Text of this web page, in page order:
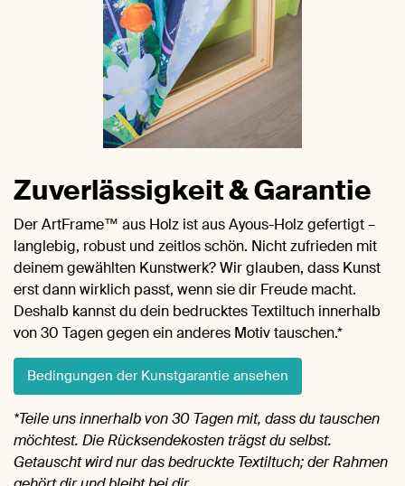
Zuverlässigkeit & Garantie
Der ArtFrame™ aus Holz ist aus Ayous-Holz gefertigt –
langlebig, robust und zeitlos schön. Nicht zufrieden mit
deinem gewählten Kunstwerk? Wir glauben, dass Kunst
erst dann wirklich passt, wenn sie dir Freude macht.
Deshalb kannst du dein bedrucktes Textiltuch innerhalb
von 30 Tagen gegen ein anderes Motiv tauschen.*
Bedingungen der Kunstgarantie ansehen
*Teile uns innerhalb von 30 Tagen mit, dass du tauschen
möchtest. Die Rücksendekosten trägst du selbst.
Getauscht wird nur das bedruckte Textiltuch; der Rahmen